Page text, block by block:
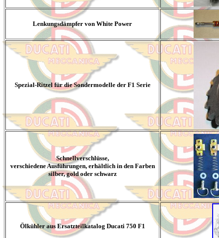
Lenkungsdämpfer von White Power
Spezial-Ritzel für die Sondermodelle der F1 Serie
Schnellverschlüsse,
verschiedene Ausführungen, erhältlich in den Farben
silber, gold oder schwarz
Ölkühler aus Ersatzteilkatalog Ducati 750 F1